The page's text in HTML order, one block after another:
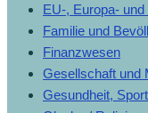
EU-, Europa-
Familie und
Finanzwesen
Gesellschaft und
Gesundheit,